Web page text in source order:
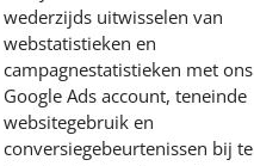
wederzijds uitwisselen van
webstatistieken en
campagnestatistieken met ons
Google Ads account, teneinde
websitegebruik en
conversiegebeurtenissen bij te